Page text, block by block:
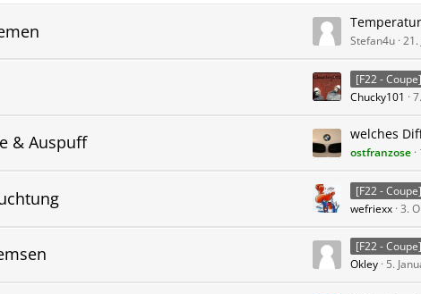
Stefan4u 21.
[F22 - Coupe]
Chucky101
& Auspuff ostfranzose
[F22 - Coupe]
wefriexx 3.
[F22 - Coupe]
Okley 5.